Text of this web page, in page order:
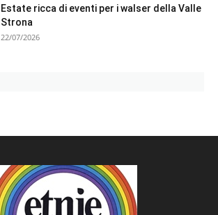
Estate ricca di eventi per i walser della Valle
Strona
22/07/2026